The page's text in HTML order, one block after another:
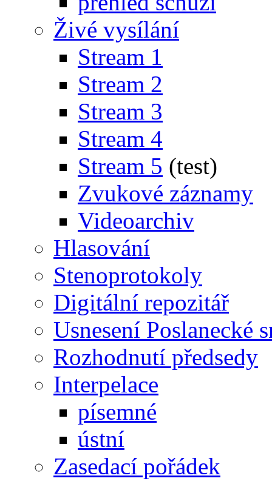
Živé vysílání
Stream 1
Stream 2
Stream 3
Stream 4
Stream 5 (test)
Zvukové záznamy
Videoarchiv
Hlasování
Stenoprotokoly
Digitální repozitář
Usnesení Poslanecké
Rozhodnutí předsedy
Interpelace
písemné
ústní
Zasedací pořádek